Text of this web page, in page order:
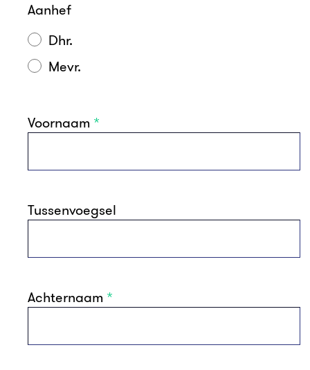
Aanhef
Dhr.
Mevr.
Voornaam *
Tussenvoegsel
Achternaam *